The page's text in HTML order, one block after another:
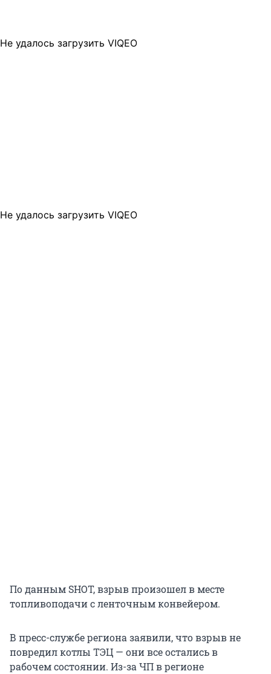
Не удалось загрузить VIQEO
Не удалось загрузить VIQEO
По данным SHOT, взрыв произошел в месте
топливоподачи с ленточным конвейером.
В пресс-службе региона заявили, что взрыв не
повредил котлы ТЭЦ — они все остались в
рабочем состоянии. Из-за ЧП в регионе